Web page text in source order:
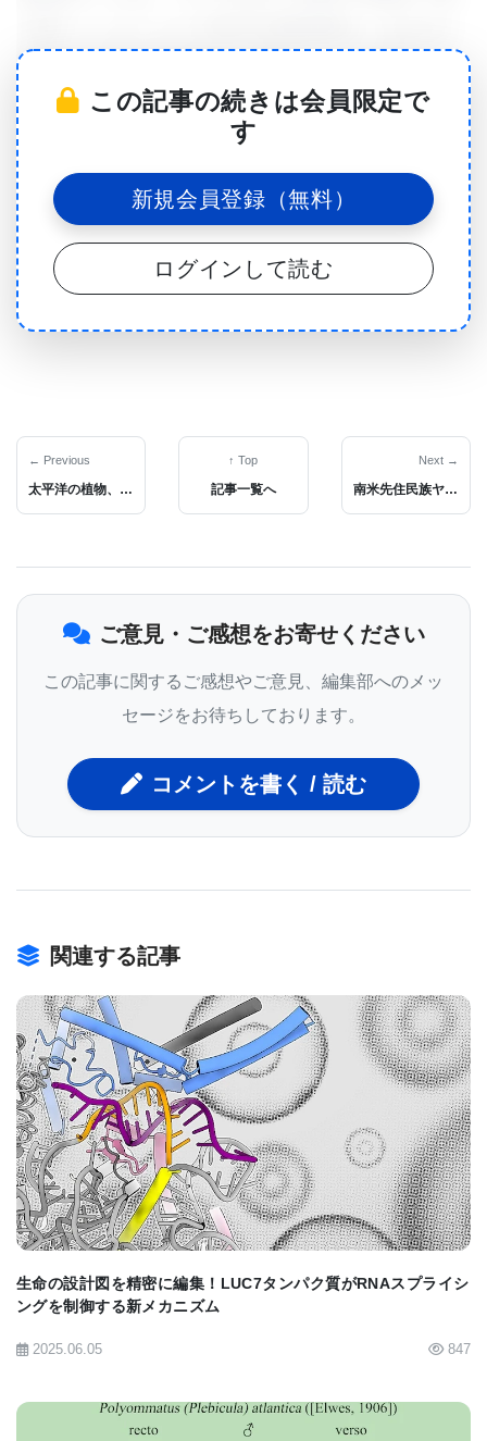
瞬間から子供の老化過程に影響することを実証した
のである。この研究論文は、2103年8月21日付
「Nature」オンライン版に掲載されている。老化は
複雑なプロセスであり、歳月を経るうちに身体の組
織、細胞、分子の損傷が累積していき、最終的に器
官の機能が衰え、死亡のリスクが高くなる。なぜ人
によって老化の速さが異なるのかという疑問に対し
ては未だに解き明かされていない理由がいくつもあ
Dr. Larssonは、ケルンのMax Planck Institute for
のKarolinska Institute所属の研究者でもある。その
Dr. Larssonが、同じKarolinska InstituteのDr. Lars
Olsonとともにこの研究を指導した。Dr. Larsson
は、「ミトコンドリアは、ミトコンドリアDNAまた
はmtDNAと呼ばれる独自のDNAを持っており、細胞
に大きく影響しており、ミトコンドリア内の突然変
変異が老化過程に影響する」とされていたが、Dr.
Larssonの部門の研究者、Dr. James Stewartは、
「驚いたことに、母体のミトコンドリアDNAが私た
ちの老化に影響していることが突き止められた。マ
ウスが母体から突然変異したmtDNAを受け継ぐと老
化が早まることが明らかになった」と述べている。
したがって、老化を引き起こすような突然変異が生
まれた時から体内に存在しているのである。
老化の研究では、ミトコンドリアはすでに長年にわ
たって詳しく調べられてきた。細胞中のミトコンド
リアは、環状DNAゲノムの何千という複製を持って
ク質をエンコードする。
この記事の続きは会員限定で
す
新規会員登録（無料）
ログインして読む
← Previous
太平洋の植物、ミトコンドリアに6種の異種ゲノム呑み込む
↑ Top
記事一覧へ
Next →
南米先住民族ヤノマミ族のマイクロバイオーム､工業化社会の人間より40％も多様
ご意見・ご感想をお寄せください
この記事に関するご感想やご意見、編集部へのメッ
セージをお待ちしております。
コメントを書く / 読む
関連する記事
BIOMARKET JP
生命の設計図を精密に編集！LUC7タンパク質がRNAスプライシ
ングを制御する新メカニズム
2025.06.05 847